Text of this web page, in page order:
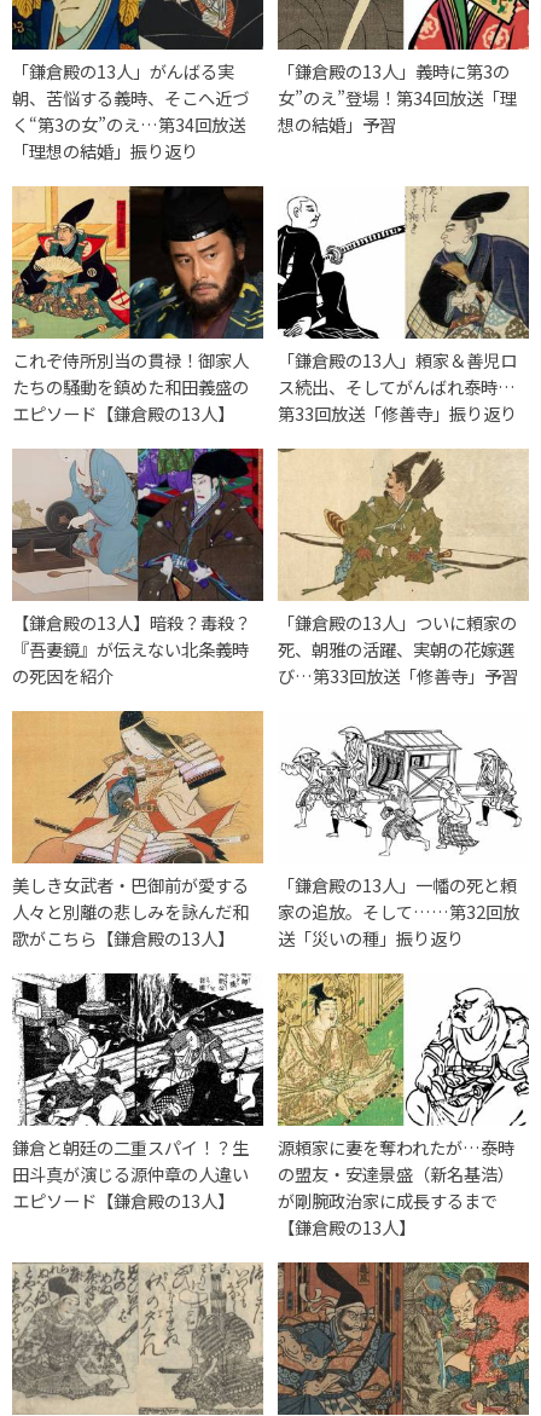
「鎌倉殿の13人」がんばる実
朝、苦悩する義時、そこへ近づ
く“第3の女”のえ…第34回放送
「理想の結婚」振り返り
「鎌倉殿の13人」義時に第3の
女”のえ”登場！第34回放送「理
想の結婚」予習
これぞ侍所別当の貫禄！御家人
たちの騒動を鎮めた和田義盛の
エピソード【鎌倉殿の13人】
「鎌倉殿の13人」頼家＆善児ロ
ス続出、そしてがんばれ泰時…
第33回放送「修善寺」振り返り
【鎌倉殿の13人】暗殺？毒殺？
『吾妻鏡』が伝えない北条義時
の死因を紹介
「鎌倉殿の13人」ついに頼家の
死、朝雅の活躍、実朝の花嫁選
び…第33回放送「修善寺」予習
美しき女武者・巴御前が愛する
人々と別離の悲しみを詠んだ和
歌がこちら【鎌倉殿の13人】
「鎌倉殿の13人」一幡の死と頼
家の追放。そして……第32回放
送「災いの種」振り返り
鎌倉と朝廷の二重スパイ！？生
田斗真が演じる源仲章の人違い
エピソード【鎌倉殿の13人】
源頼家に妻を奪われたが…泰時
の盟友・安達景盛（新名基浩）
が剛腕政治家に成長するまで
【鎌倉殿の13人】